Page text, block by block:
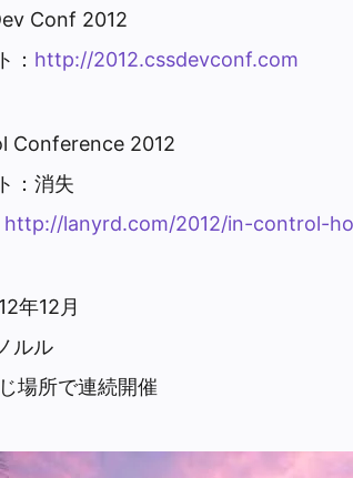
Conf 2012
： http://2012.cssdevconf.com
Conference 2012
：消失
http://lanyrd.com/2012/in-control-
年12月
ルル
場所で連続開催